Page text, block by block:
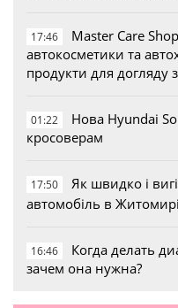
17:46
Master Care
автокосметики та
продукти для догляду
01:22
Нова Hyundai
кросоверам
17:50
Як швидко і
автомобіль в Житомирі
16:46
Когда делать
зачем она нужна?